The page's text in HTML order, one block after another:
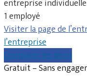
entreprise individuelle
1 employé
Visiter la page de
l’entreprise
Comparer les devis
Gratuit – Sans